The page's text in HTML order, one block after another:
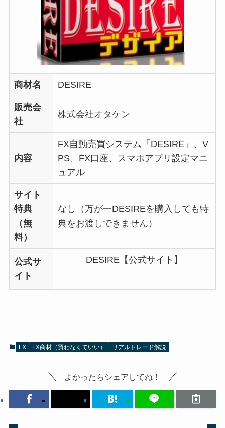
商材名 DESIRE
販売会
社
株式会社オタケン
内容
FX自動売買システム「DESIRE」、V
PS、FX口座、スマホアプリ設定マニ
ュアル
サイト
特典
（無
料）
なし（万が一DESIREを購入しても特
典をお渡しできません）
公式サ
イト
DESIRE【公式サイト】
FX FX商材（買わなくていい） リアルトレード解説
よかったらシェアしてね！